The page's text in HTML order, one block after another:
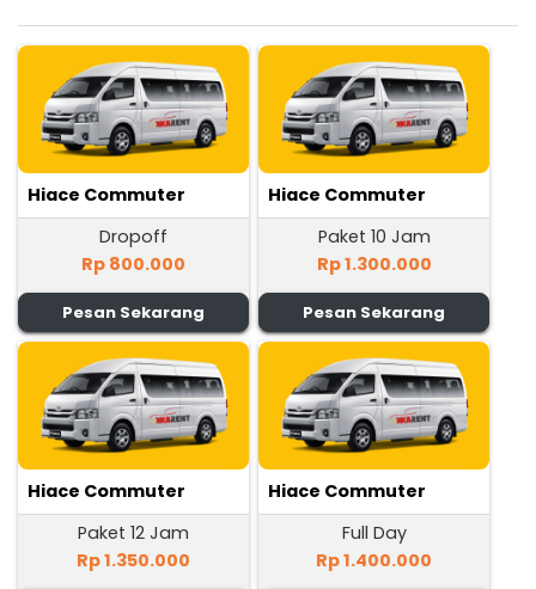
Hiace Commuter
Dropoff
Rp 800.000
Pesan Sekarang
Hiace Commuter
Paket 10 Jam
Rp 1.300.000
Pesan Sekarang
Hiace Commuter
Paket 12 Jam
Rp 1.350.000
Hiace Commuter
Full Day
Rp 1.400.000